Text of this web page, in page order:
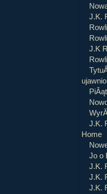
J.K.
J.K
J.K.
Home
Jo o
J.K.
J.K.
J.K.